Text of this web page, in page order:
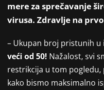
mere za sprečavanje
virusa. Zdravlje na
– Ukupan broj pristunih
veći od 50! Nažalost, svi
restrikcija u tom pogledu,
kako bismo maksimalno